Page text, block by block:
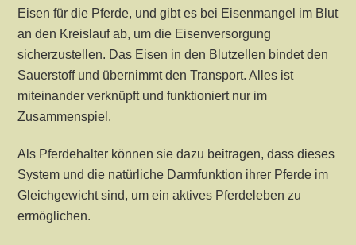
Eisen für die Pferde, und gibt es bei Eisenmangel im Blut
an den Kreislauf ab, um die Eisenversorgung
sicherzustellen. Das Eisen in den Blutzellen bindet den
Sauerstoff und übernimmt den Transport. Alles ist
miteinander verknüpft und funktioniert nur im
Zusammenspiel.
Als Pferdehalter können sie dazu beitragen, dass dieses
System und die natürliche Darmfunktion ihrer Pferde im
Gleichgewicht sind, um ein aktives Pferdeleben zu
ermöglichen.